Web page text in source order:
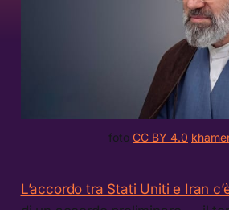
foto CC BY 4.0
L’accordo tra Stati Uniti e Iran